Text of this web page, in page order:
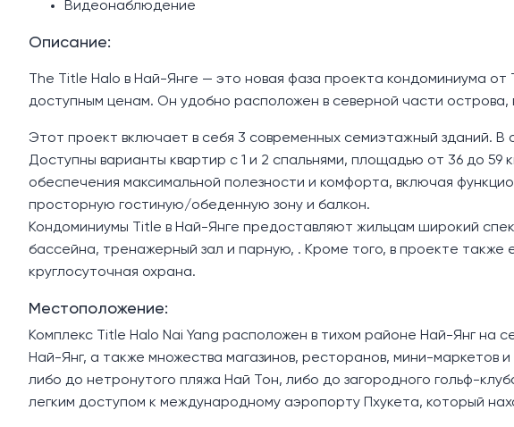
Видеонаблюдение
Описание:
The Title Halo в Най-Янге — это новая фаза проекта кондоминиума
доступным ценам. Он удобно расположен в северной части острова,
Этот проект включает в себя 3 современных семиэтажный зданий. В
Доступны варианты квартир с 1 и 2 спальнями, площадью от 36 до 59
обеспечения максимальной полезности и комфорта, включая
просторную гостиную/обеденную зону и балкон.
Кондоминиумы Title в Най-Янге предоставляют жильцам широкий
бассейна, тренажерный зал и парную, . Кроме того, в проекте также
круглосуточная охрана.
Местоположение:
Комплекс Title Halo Nai Yang расположен в тихом районе Най-Янг на
Най-Янг, а также множества магазинов, ресторанов, мини-маркетов
либо до нетронутого пляжа Най Тон, либо до загородного гольф-
легким доступом к международному аэропорту Пхукета, который